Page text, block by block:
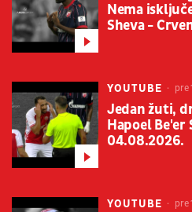
Nema
Sheva -
YOUTUBE pre
Jedan žuti,
Hapoel Be'er
04.08.2026.
YOUTUBE pre